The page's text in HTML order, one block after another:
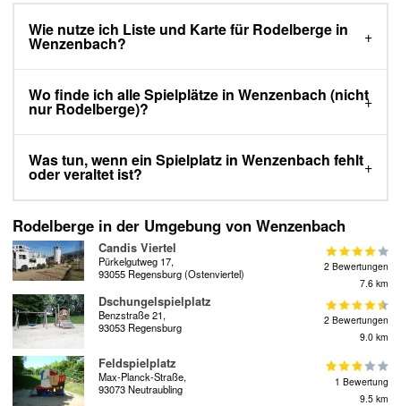
Wie nutze ich Liste und Karte für Rodelberge in
Wenzenbach?
Wo finde ich alle Spielplätze in Wenzenbach (nicht
nur Rodelberge)?
Was tun, wenn ein Spielplatz in Wenzenbach fehlt
oder veraltet ist?
Rodelberge in der Umgebung von Wenzenbach
Candis Viertel
Pürkelgutweg 17,
93055 Regensburg (Ostenviertel)
2 Bewertungen
7.6 km
Dschungelspielplatz
Benzstraße 21,
93053 Regensburg
2 Bewertungen
9.0 km
Feldspielplatz
Max-Planck-Straße,
93073 Neutraubling
1 Bewertung
9.5 km